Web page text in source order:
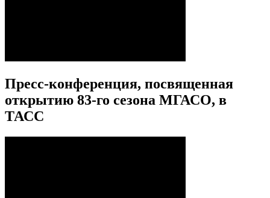
Пресс-конференция, посвященная
открытию 83-го сезона МГАСО, в
ТАСС